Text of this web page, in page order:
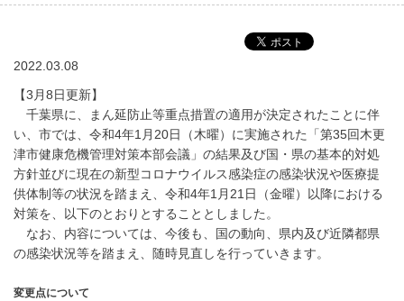
2022.03.08
【3月8日更新】
千葉県に、まん延防止等重点措置の適用が決定されたことに伴
い、市では、令和4年1月20日（木曜）に実施された「第35回木更
津市健康危機管理対策本部会議」の結果及び国・県の基本的対処
方針並びに現在の新型コロナウイルス感染症の感染状況や医療提
供体制等の状況を踏まえ、令和4年1月21日（金曜）以降における
対策を、以下のとおりとすることとしました。
なお、内容については、今後も、国の動向、県内及び近隣都県
の感染状況等を踏まえ、随時見直しを行っていきます。
変更点について